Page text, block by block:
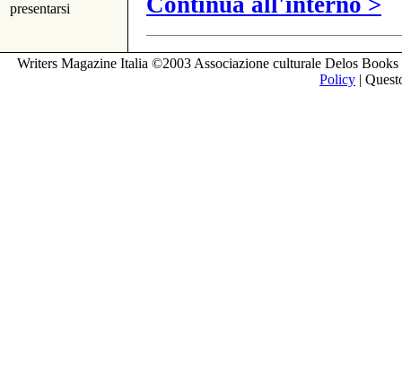
presentarsi
Writers Magazine Italia ©2003 Associazione culturale Delos
Policy |